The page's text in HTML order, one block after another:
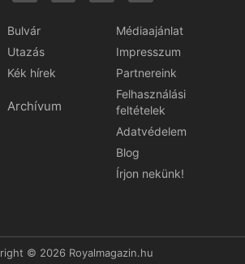
Bulvár
Utazás
Kék hírek
Archívum
Médiaajánlat
Impresszum
Partnereink
Felhasználási
feltételek
Adatvédelem
Blog
Írjon nekünk!
© 2026 Royalmagazin.hu